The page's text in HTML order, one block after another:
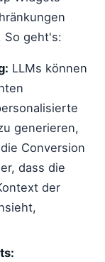
So geht's:
LLMs können
generieren,
Conversion
dass die
der